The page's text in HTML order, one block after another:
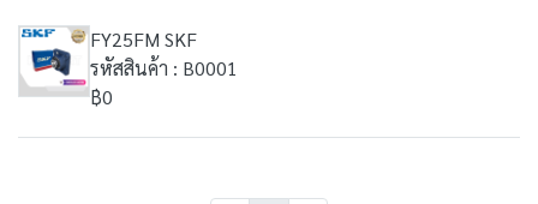
FY25FM SKF
รหัสสินค้า : B0001
฿0